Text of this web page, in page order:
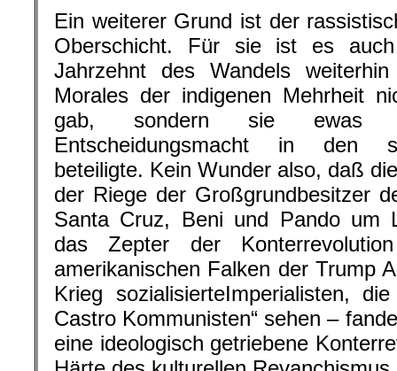
Ein weiterer Grund ist der
Oberschicht. Für sie ist es
Jahrzehnt des Wandels
Morales der indigenen Mehrheit
gab, sondern sie ewas
Entscheidungsmacht in den
beteiligte. Kein Wunder also, daß
der Riege der Großgrundbesitzer
Santa Cruz, Beni und Pando um
das Zepter der
amerikanischen Falken der Trump
Krieg sozialisierteImperialisten,
Castro Kommunisten“ sehen –
eine ideologisch getriebene